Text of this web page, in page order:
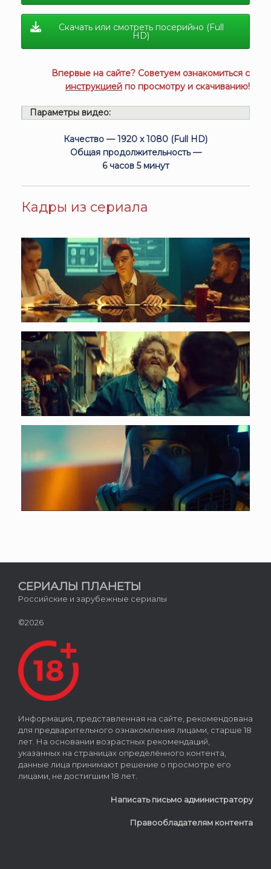
Скачать или смотреть посерийно (Full
HD)
Впервые на сайте? Советуем ознакомиться с
инструкцией по просмотру и скачиванию!
Параметры видео:
Качество — 1920 x 1080 (Full HD)
Общая продолжительность —
6 часов 5 минут
Кадры из сериала
СЕРИАЛЫ ПЛАНЕТЫ
Российские и зарубежные сериалы
©2026
Информация, представленная на сайте, рекомендована
для предварительного ознакомления лицами, старше 18
лет. На основании возрастных рекомендаций,
указанных на страницах определённого контента,
данные лица принимают решение о просмотре его
лицами, не достигшим 18 лет.
Написать письмо администратору
Правообладателям контента